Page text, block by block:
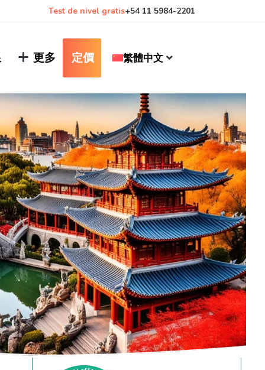
Test de nivel gratis+54 11 5984-2201
更多 定價 繁體中文